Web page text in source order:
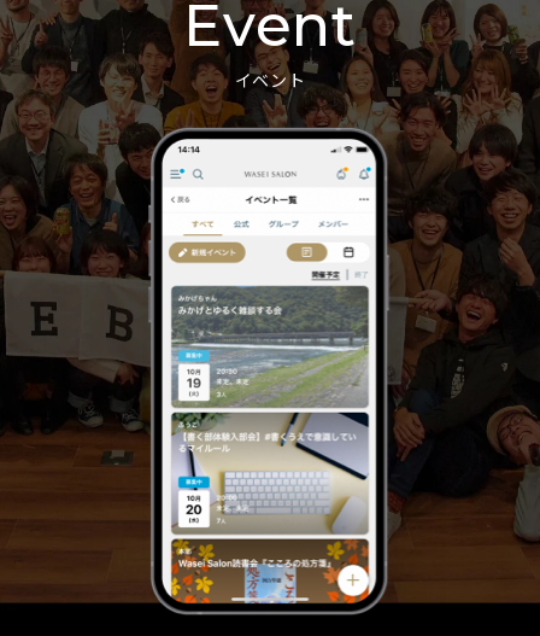
Event
イベント